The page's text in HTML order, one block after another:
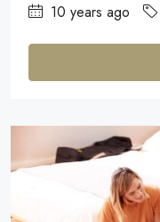
10 years ago